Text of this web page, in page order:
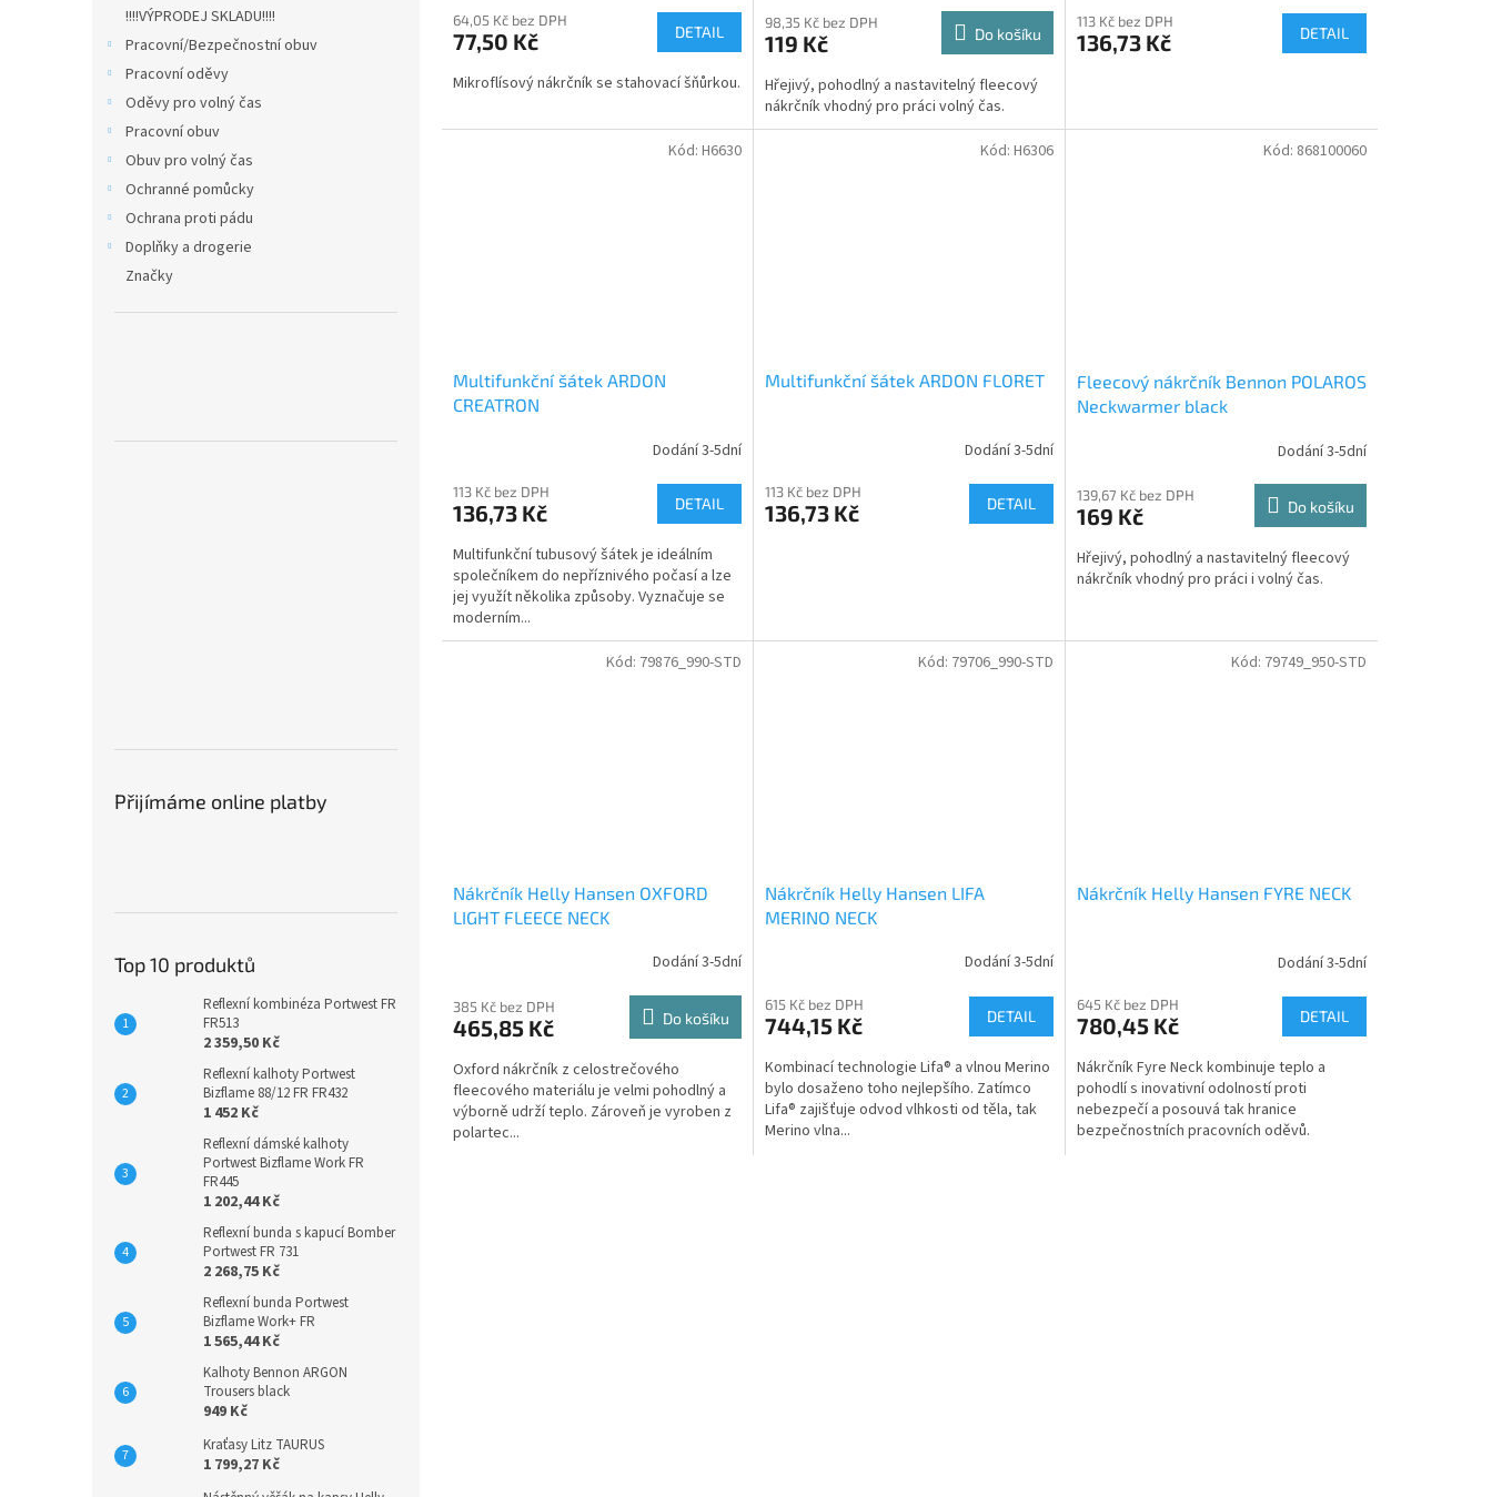
!!!!VÝPRODEJ SKLADU!!!!
Pracovní/Bezpečnostní obuv
Pracovní oděvy
Oděvy pro volný čas
Pracovní obuv
Obuv pro volný čas
Ochranné pomůcky
Ochrana proti pádu
Doplňky a drogerie
Značky
Přijímáme online platby
Top 10 produktů
Reflexní kombinéza Portwest FR
FR513
2 359,50 Kč
Reflexní kalhoty Portwest
Bizflame 88/12 FR FR432
1 452 Kč
Reflexní dámské kalhoty
Portwest Bizflame Work FR
FR445
1 202,44 Kč
Reflexní bunda s kapucí Bomber
Portwest FR 731
2 268,75 Kč
Reflexní bunda Portwest
Bizflame Work+ FR
1 565,44 Kč
Kalhoty Bennon ARGON
Trousers black
949 Kč
Kraťasy Litz TAURUS
1 799,27 Kč
64,05 Kč bez DPH
77,50 Kč DETAIL
Mikroflísový nákrčník se stahovací šňůrkou.
98,35 Kč bez DPH
119 Kč Do košíku
Hřejivý, pohodlný a nastavitelný fleecový
nákrčník vhodný pro práci volný čas.
113 Kč bez DPH
136,73 Kč DETAIL
Multifunkční šátek ARDON
CREATRON
Dodání 3-5dní
113 Kč bez DPH
136,73 Kč DETAIL
Multifunkční tubusový šátek je ideálním
společníkem do nepříznivého počasí a lze
jej využít několika způsoby. Vyznačuje se
moderním...
Kód: H6630
Multifunkční šátek ARDON FLORET
Dodání 3-5dní
113 Kč bez DPH
136,73 Kč DETAIL
Kód: H6306
Fleecový nákrčník Bennon POLAROS
Neckwarmer black
Dodání 3-5dní
139,67 Kč bez DPH
169 Kč Do košíku
Hřejivý, pohodlný a nastavitelný fleecový
nákrčník vhodný pro práci i volný čas.
Kód: 868100060
Nákrčník Helly Hansen OXFORD
LIGHT FLEECE NECK
Dodání 3-5dní
385 Kč bez DPH
465,85 Kč Do košíku
Oxford nákrčník z celostrečového
fleecového materiálu je velmi pohodlný a
výborně udrží teplo. Zároveň je vyroben z
polartec...
Kód: 79876_990-STD
Nákrčník Helly Hansen LIFA
MERINO NECK
Dodání 3-5dní
615 Kč bez DPH
744,15 Kč DETAIL
Kombinací technologie Lifa® a vlnou Merino
bylo dosaženo toho nejlepšího. Zatímco
Lifa® zajišťuje odvod vlhkosti od těla, tak
Merino vlna...
Kód: 79706_990-STD
Nákrčník Helly Hansen FYRE NECK
Dodání 3-5dní
645 Kč bez DPH
780,45 Kč DETAIL
Nákrčník Fyre Neck kombinuje teplo a
pohodlí s inovativní odolností proti
nebezpečí a posouvá tak hranice
bezpečnostních pracovních oděvů.
Kód: 79749_950-STD